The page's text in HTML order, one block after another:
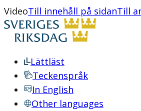
VideoTill innehåll på sidanTill
Lättläst
Teckenspråk
In English
Other languages